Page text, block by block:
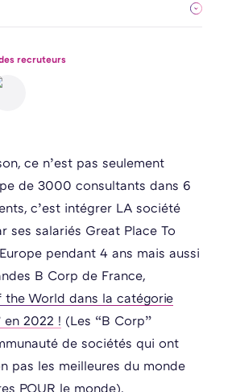
recruteurs
ce n’est pas seulement
de 3000 consultants dans 6
c’est intégrer LA société
ses salariés Great Place To
pendant 4 ans mais aussi
B Corp de France,
the World dans la catégorie
en 2022 ! (Les “B Corp”
de sociétés qui ont
pas les meilleures du monde
POUR le monde).